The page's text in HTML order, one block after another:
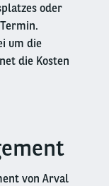
oder
um die
die Kosten
von Arval